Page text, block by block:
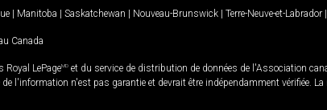
| Manitoba | Saskatchewan | Nouveau-Brunswick | Terre-Neuve-et-Labrador |
Canada
LePageMD et du service de distribution de données de l'Association
l'information n'est pas garantie et devrait être indépendamment vérifiée.